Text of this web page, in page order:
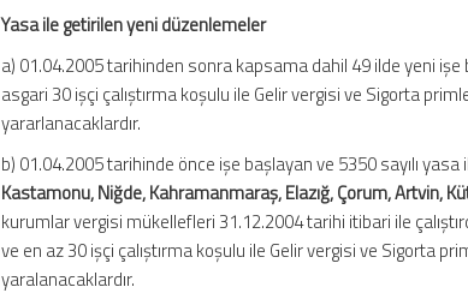
Yasa ile getirilen yeni düzenlemeler
a) 01.04.2005 tarihinden sonra kapsama dahil 49 ilde yeni
asgari 30 işçi çalıştırma koşulu ile Gelir vergisi ve Sigorta
yararlanacaklardır.
b) 01.04.2005 tarihinde önce işe başlayan ve 5350 sayılı
Kastamonu, Niğde, Kahramanmaraş, Elazığ, Çorum, Artvin,
kurumlar vergisi mükellefleri 31.12.2004 tarihi itibari ile
ve en az 30 işçi çalıştırma koşulu ile Gelir vergisi ve Sigorta
yaralanacaklardır.